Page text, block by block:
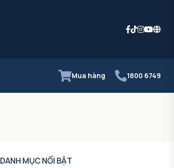
Mua hàng 1800 6749
DANH MỤC NỔI BẬT